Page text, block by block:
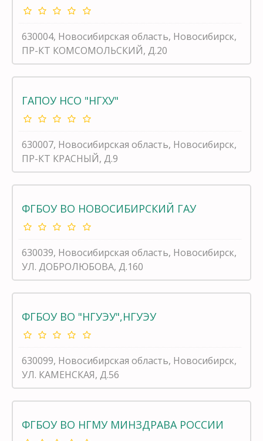
630004, Новосибирская область, Новосибирск,
ПР-КТ КОМСОМОЛЬСКИЙ, Д.20
ГАПОУ НСО "НГХУ"
630007, Новосибирская область, Новосибирск,
ПР-КТ КРАСНЫЙ, Д.9
ФГБОУ ВО НОВОСИБИРСКИЙ ГАУ
630039, Новосибирская область, Новосибирск,
УЛ. ДОБРОЛЮБОВА, Д.160
ФГБОУ ВО "НГУЭУ",НГУЭУ
630099, Новосибирская область, Новосибирск,
УЛ. КАМЕНСКАЯ, Д.56
ФГБОУ ВО НГМУ МИНЗДРАВА РОССИИ